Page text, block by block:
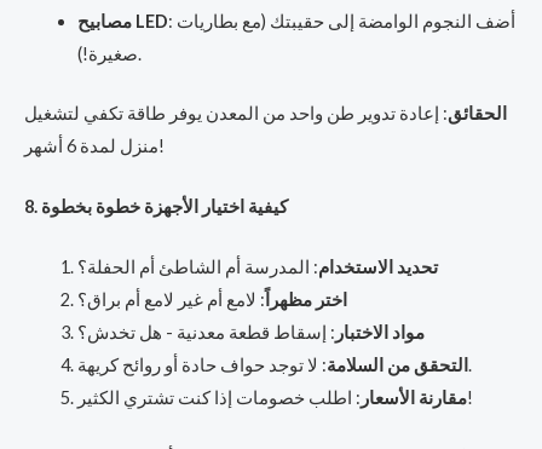
مصابيح LED: أضف النجوم الوامضة إلى حقيبتك (مع بطاريات
صغيرة!).
الحقائق: إعادة تدوير طن واحد من المعدن يوفر طاقة تكفي لتشغيل
منزل لمدة 6 أشهر!
8. كيفية اختيار الأجهزة خطوة بخطوة
تحديد الاستخدام: المدرسة أم الشاطئ أم الحفلة؟
اختر مظهراً : لامع أم غير لامع أم براق؟
مواد الاختبار : إسقاط قطعة معدنية - هل تخدش؟
التحقق من السلامة : لا توجد حواف حادة أو روائح كريهة.
مقارنة الأسعار: اطلب خصومات إذا كنت تشتري الكثير!